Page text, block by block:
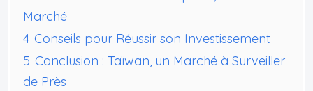
Marché
4 Conseils pour Réussir son Investissement
5 Conclusion : Taïwan, un Marché à Surveiller
de Près